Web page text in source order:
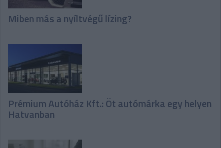
Miben más a nyíltvégű lízing?
Prémium Autóház Kft.: Öt autómárka egy helyen
Hatvanban